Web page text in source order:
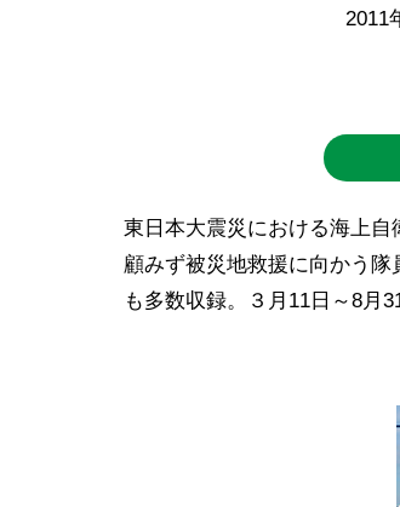
2011
東日本大震災における海上
顧みず被災地救援に向かう
も多数収録。３月11日～8月